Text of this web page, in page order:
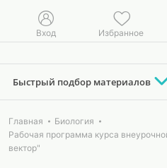
Вход Избранное
Быстрый подбор материалов
Главная
Биология
Рабочая программа курса
вектор"